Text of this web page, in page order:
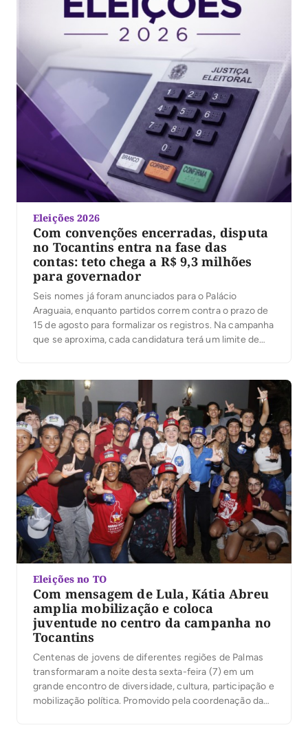
Eleições 2026
Com convenções encerradas, disputa
no Tocantins entra na fase das
contas: teto chega a R$ 9,3 milhões
para governador
Seis nomes já foram anunciados para o Palácio
Araguaia, enquanto partidos correm contra o prazo de
15 de agosto para formalizar os registros. Na campanha
que se aproxima, cada candidatura terá um limite de
e seis candidaturas anunciadas ao governo do […]
Eleições no TO
Com mensagem de Lula, Kátia Abreu
amplia mobilização e coloca
juventude no centro da campanha no
Tocantins
Centenas de jovens de diferentes regiões de Palmas
transformaram a noite desta sexta-feira (7) em um
grande encontro de diversidade, cultura, participação e
mobilização política. Promovido pela coordenação da